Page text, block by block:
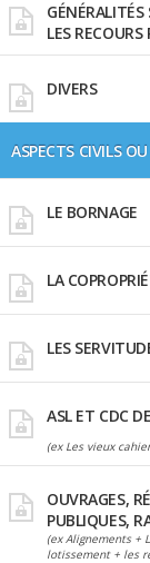
LES RECOURS
DIVERS
ASPECTS CIVILS
LE BORNAGE
LA
LES
ASL ET CDC
(ex Les vieux
OUVRAGES,
PUBLIQUES,
(ex Alignements +
lotissement + les